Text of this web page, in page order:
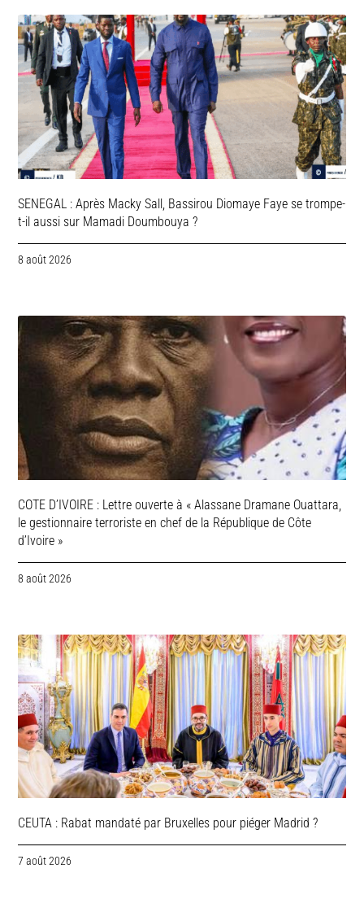
SENEGAL : Après Macky Sall, Bassirou Diomaye Faye se trompe-
t-il aussi sur Mamadi Doumbouya ?
8 août 2026
COTE D’IVOIRE : Lettre ouverte à « Alassane Dramane Ouattara,
le gestionnaire terroriste en chef de la République de Côte
d’Ivoire »
8 août 2026
CEUTA : Rabat mandaté par Bruxelles pour piéger Madrid ?
7 août 2026